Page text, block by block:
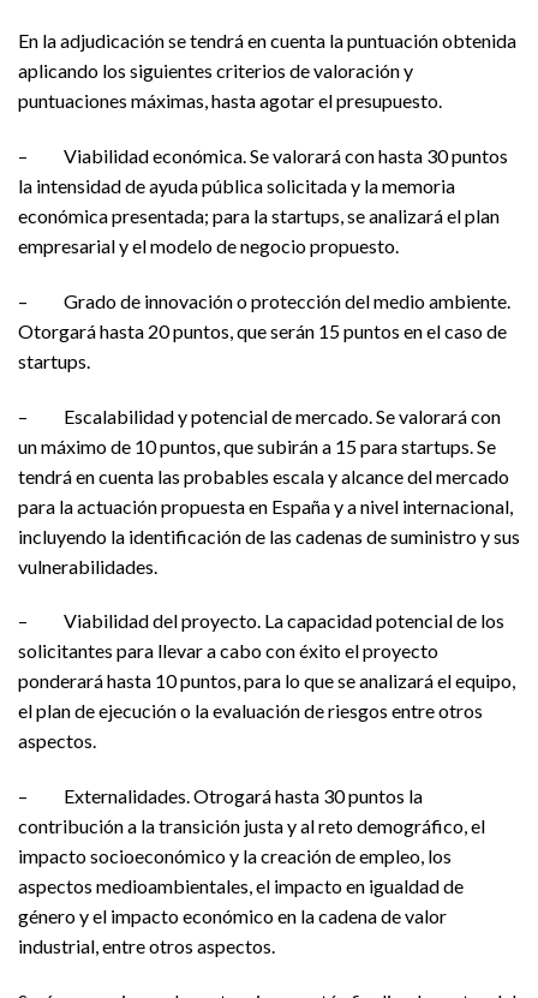
En la adjudicación se tendrá en cuenta la puntuación obtenida
aplicando los siguientes criterios de valoración y
puntuaciones máximas, hasta agotar el presupuesto.
– Viabilidad económica. Se valorará con hasta 30 puntos
la intensidad de ayuda pública solicitada y la memoria
económica presentada; para la startups, se analizará el plan
empresarial y el modelo de negocio propuesto.
– Grado de innovación o protección del medio ambiente.
Otorgará hasta 20 puntos, que serán 15 puntos en el caso de
startups.
– Escalabilidad y potencial de mercado. Se valorará con
un máximo de 10 puntos, que subirán a 15 para startups. Se
tendrá en cuenta las probables escala y alcance del mercado
para la actuación propuesta en España y a nivel internacional,
incluyendo la identificación de las cadenas de suministro y sus
vulnerabilidades.
– Viabilidad del proyecto. La capacidad potencial de los
solicitantes para llevar a cabo con éxito el proyecto
ponderará hasta 10 puntos, para lo que se analizará el equipo,
el plan de ejecución o la evaluación de riesgos entre otros
aspectos.
– Externalidades. Otrogará hasta 30 puntos la
contribución a la transición justa y al reto demográfico, el
impacto socioeconómico y la creación de empleo, los
aspectos medioambientales, el impacto en igualdad de
género y el impacto económico en la cadena de valor
industrial, entre otros aspectos.